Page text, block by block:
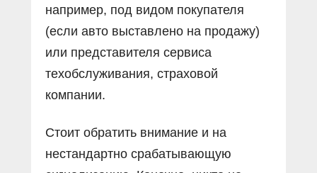
например, под видом покупателя
(если авто выставлено на продажу)
или представителя сервиса
техобслуживания, страховой
компании.
Стоит обратить внимание и на
нестандартно срабатывающую